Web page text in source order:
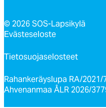
© 2026 SOS-Lapsikylä
Evästeseloste
Tietosuojaselosteet
Rahankeräyslupa RA/2021/
Ahvenanmaa ÅLR 2026/